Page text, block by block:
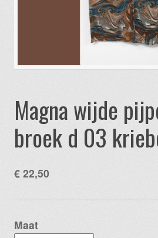
Magna wijde
broek d 03
€ 22,50
Maat